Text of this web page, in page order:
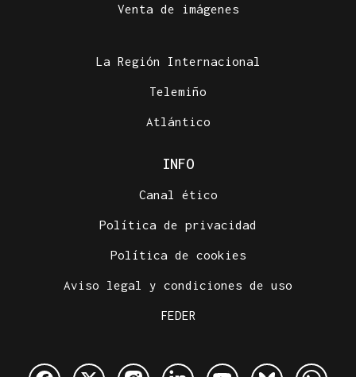
Venta de imágenes
La Región Internacional
Telemiño
Atlántico
INFO
Canal ético
Política de privacidad
Política de cookies
Aviso legal y condiciones de uso
FEDER